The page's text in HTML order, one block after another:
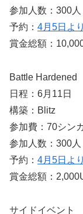
参加人数：300人
予約： 4月5日より
賞金総額：
Battle Hardened
日程：6月11日
構築：Blitz
参加費：70シン
参加人数：300人
予約： 4月5日より
賞金総額：
サイドイベント